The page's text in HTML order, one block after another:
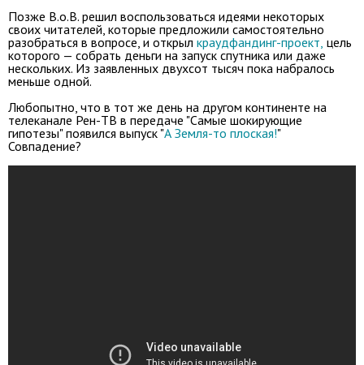
Позже B.o.B. решил воспользоваться идеями некоторых
своих читателей, которые предложили самостоятельно
разобраться в вопросе, и открыл краудфандинг-проект, цель
которого — собрать деньги на запуск спутника или даже
нескольких. Из заявленных двухсот тысяч пока набралось
меньше одной.
Любопытно, что в тот же день на другом континенте на
телеканале Рен-ТВ в передаче "Самые шокирующие
гипотезы" появился выпуск "А Земля-то плоская!"
Совпадение?